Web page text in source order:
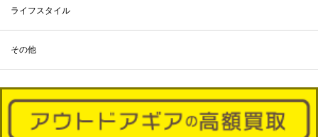
ライフスタイル
その他